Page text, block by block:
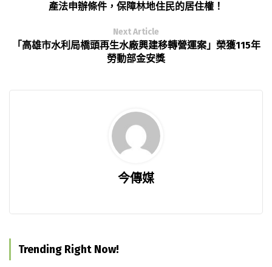
產法申辦條件，保障林地住民的居住權！
Next Article
「高雄市水利局橋頭再生水廠興建移轉營運案」榮獲115年
勞動部金安獎
今傳媒
Trending Right Now!